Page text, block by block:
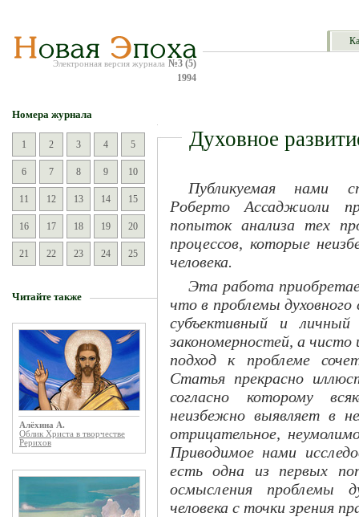
Электронная версия журнала №3 (5)
1994
Номера журнала
1 2 3 4 5
6 7 8 9 10
11 12 13 14 15
16 17 18 19 20
21 22 23 24 25
Читайте также
Алёхина А.
Облик Христа в творчестве
Рерихов
Духовное
Публикуемая нами
Рoберто Ассаджиоли
попыток анализа тех
процессов, которые
человека.
Эта работа
что в проблемы
субъективный и
закономерностей, а чисто
подход к проблеме
Статья прекрасно
согласно которому
неизбежно выявляет в
отрицательное,
Приводимое нами
есть одна из первых
осмысления проблемы
человека с точки зрения